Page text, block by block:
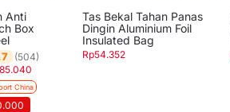
Anti
Box
(504)
China
Tas Bekal Tahan Panas
Dingin Aluminium Foil
Insulated Bag
Rp54.352